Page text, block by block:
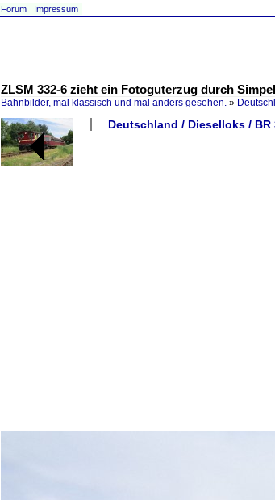
Forum Impressum
ZLSM 332-6 zieht ein Fotoguterzug durch
Bahnbilder, mal klassisch und mal anders gesehen. »
Deutschland / Dieselloks / BR